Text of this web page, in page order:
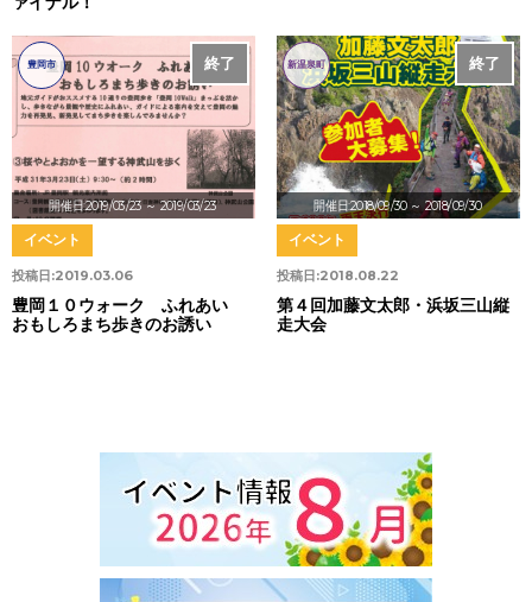
開催日:2019/03/23 ～ 2019/03/23
終了
豊岡市
投稿日:2019.03.06
イベント
豊岡１０ウォーク ふれあい
おもしろまち歩きのお誘い
開催日:2018/09/30 ～ 2018/09/30
終了
中止
新温泉町
投稿日:2018.08.22
イベント
第４回加藤文太郎・浜坂三山縦
走大会